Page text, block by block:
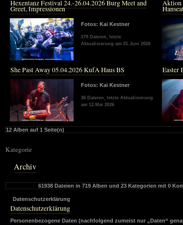
Hexentanz Festival 24.-26.04.2026 Burg Meet and
Greet, Impressionen
Fotos: Kai Kestner
279 Dateien, letzte
Aktualisierung am 01.Juni 2026
Aktion
She Past Away 05.04.2026 KufA Haus BS
Fotos: Kai Kestner
36 Dateien, letzte Aktualisierung
am 12.Mai 2026
Easter
12 Alben auf 1 Seite(n)
Kategorie
Archiv
61938 Dateien in 719 Alben und 23 Kategorien mit 0
Datenschutzerklärung
Datenschutzerklärung
Personenbezogene Daten (nachfolgend zumeist nur „Daten“